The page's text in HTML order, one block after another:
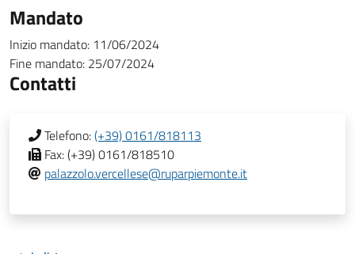
Mandato
Inizio mandato: 11/06/2024
Fine mandato: 25/07/2024
Contatti
Telefono:(+39) 0161/818113
Fax:(+39) 0161/818510
palazzolo.vercellese@ruparpiemonte.it